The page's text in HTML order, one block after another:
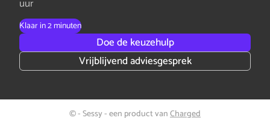
uur
Klaar in 2 minuten
Doe de keuzehulp
Vrijblijvend adviesgesprek
© - Sessy - een product vanCharged